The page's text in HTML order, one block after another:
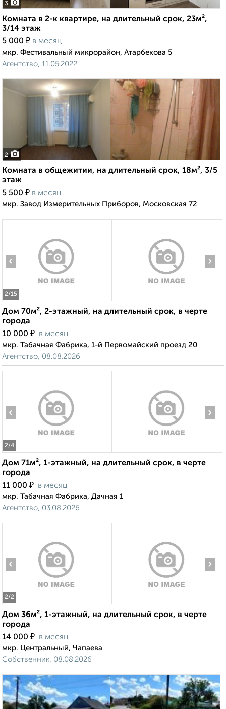
3
Комната в 2-к квартире, на длительный срок, 23м²,
3/14 этаж
5 000 ₽ в месяц
мкр. Фестивальный микрорайон, Атарбекова 5
Агентство, 11.05.2022
2
Комната в общежитии, на длительный срок, 18м², 3/5
этаж
5 500 ₽ в месяц
мкр. Завод Измерительных Приборов, Московская 72
2/15
‹ ›
Дом 70м², 2-этажный, на длительный срок, в черте
города
10 000 ₽ в месяц
мкр. Табачная Фабрика, 1-й Первомайский проезд 20
Агентство, 08.08.2026
2/4
‹ ›
Дом 71м², 1-этажный, на длительный срок, в черте
города
11 000 ₽ в месяц
мкр. Табачная Фабрика, Дачная 1
Агентство, 03.08.2026
2/2
‹ ›
Дом 36м², 1-этажный, на длительный срок, в черте
города
14 000 ₽ в месяц
мкр. Центральный, Чапаева
Собственник, 08.08.2026